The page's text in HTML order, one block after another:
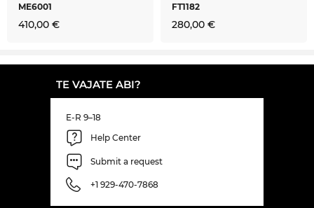
ME6001
410,00 €
FT1182
280,00 €
TE VAJATE ABI?
E-R 9–18
Help Center
Submit a request
+1 929-470-7868